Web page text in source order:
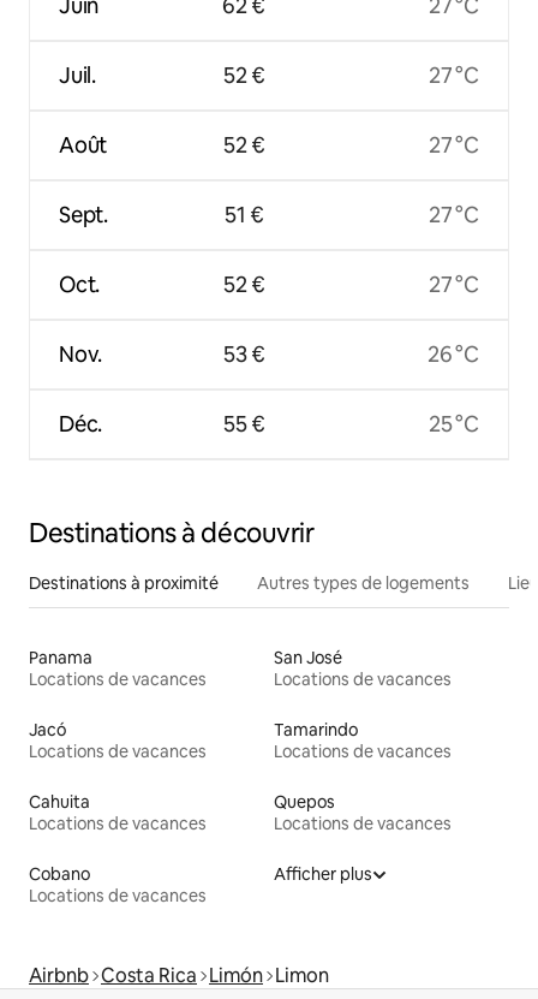
Juil.
Août
Sept.
Oct.
Nov.
Déc.
52 €
52 €
51 €
52 €
53 €
55 €
27 °C
27 °C
27 °C
27 °C
26 °C
25 °C
Destinations à découvrir
Destinations à proximité Autres types de logements
Panama
Locations de vacances
San José
Locations de vacances
Jacó
Locations de vacances
Tamarindo
Locations de vacances
Cahuita
Locations de vacances
Quepos
Locations de vacances
Cobano
Locations de vacances
Afficher plus
Airbnb Costa Rica Limón Limon